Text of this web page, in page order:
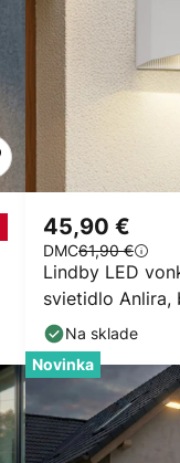
Lindby LED
svietidlo Anlira,
nahor a nadol,
45,90 €
DMC61,90 €
Na sklade
Novinka